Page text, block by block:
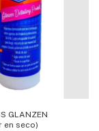
GLANZEN
en seco)